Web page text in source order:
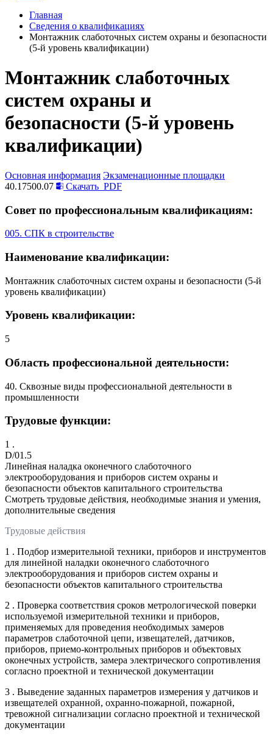
Главная
Сведения о квалификациях
Монтажник слаботочных систем охраны и безопасности
(5-й уровень квалификации)
Монтажник слаботочных
систем охраны и
безопасности (5-й уровень
квалификации)
Основная информация Экзаменационные площадки
40.17500.07
Скачать PDF
Совет по профессиональным квалификациям:
005. СПК в строительстве
Наименование квалификации:
Монтажник слаботочных систем охраны и безопасности (5-й
уровень квалификации)
Уровень квалификации:
5
Область профессиональной деятельности:
40. Сквозные виды профессиональной деятельности в
промышленности
Трудовые функции:
1 .
D/01.5
Линейная наладка оконечного слаботочного
электрооборудования и приборов систем охраны и
безопасности объектов капитального строительства
Смотреть трудовые действия, необходимые знания и умения,
дополнительные сведения
Трудовые действия
1 . Подбор измерительной техники, приборов и инструментов
для линейной наладки оконечного слаботочного
электрооборудования и приборов систем охраны и
безопасности объектов капитального строительства
2 . Проверка соответствия сроков метрологической поверки
используемой измерительной техники и приборов,
применяемых для проведения необходимых замеров
параметров слаботочной цепи, извещателей, датчиков,
приборов, приемо-контрольных приборов и объектовых
оконечных устройств, замера электрического сопротивления
согласно проектной и технической документации
3 . Выведение заданных параметров измерения у датчиков и
извещателей охранной, охранно-пожарной, пожарной,
тревожной сигнализации согласно проектной и технической
документации